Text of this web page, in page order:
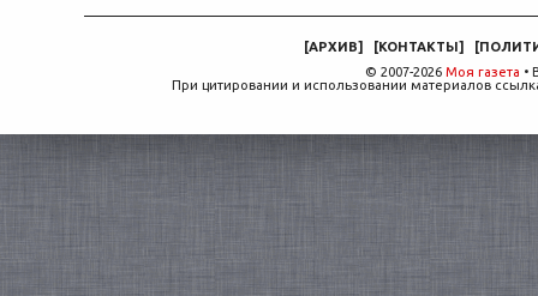
[АРХИВ] [КОНТАКТЫ] [
© 2007-2026 Моя газета •
При цитировании и использовании материалов